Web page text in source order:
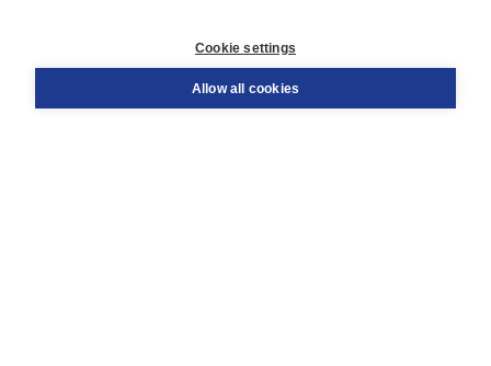
Order
Cookie settings
Allow all cookies